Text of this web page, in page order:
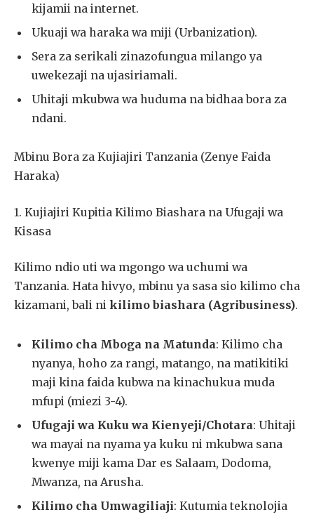
kijamii na internet.
Ukuaji wa haraka wa miji (Urbanization).
Sera za serikali zinazofungua milango ya
uwekezaji na ujasiriamali.
Uhitaji mkubwa wa huduma na bidhaa bora za
ndani.
Mbinu Bora za Kujiajiri Tanzania (Zenye Faida
Haraka)
1. Kujiajiri Kupitia Kilimo Biashara na Ufugaji wa
Kisasa
Kilimo ndio uti wa mgongo wa uchumi wa
Tanzania. Hata hivyo, mbinu ya sasa sio kilimo cha
kizamani, bali ni kilimo biashara (Agribusiness).
Kilimo cha Mboga na Matunda: Kilimo cha
nyanya, hoho za rangi, matango, na matikitiki
maji kina faida kubwa na kinachukua muda
mfupi (miezi 3-4).
Ufugaji wa Kuku wa Kienyeji/Chotara: Uhitaji
wa mayai na nyama ya kuku ni mkubwa sana
kwenye miji kama Dar es Salaam, Dodoma,
Mwanza, na Arusha.
Kilimo cha Umwagiliaji: Kutumia teknolojia